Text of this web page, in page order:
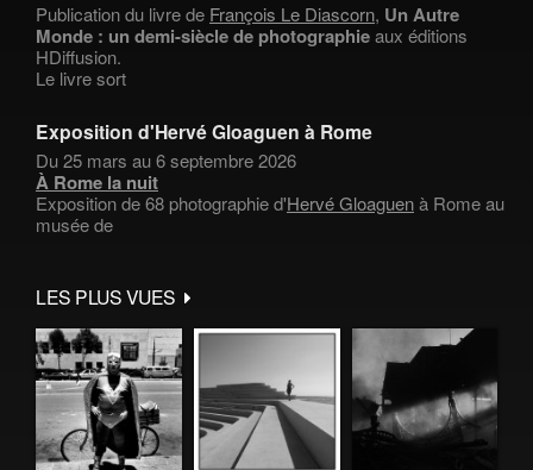
Publication du livre de François Le Diascorn, Un Autre
Monde : un demi-siècle de photographieaux éditions
HDiffusion.
Le livre sort
Exposition d'Hervé Gloaguen à Rome
Du 25 mars au 6 septembre 2026
À Rome la nuit
Exposition de 68 photographie d'Hervé Gloaguenà Rome au
musée de
LES PLUS VUES